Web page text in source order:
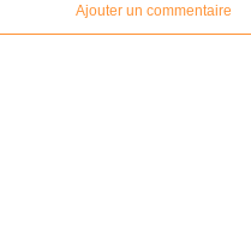
Ajouter un commentaire